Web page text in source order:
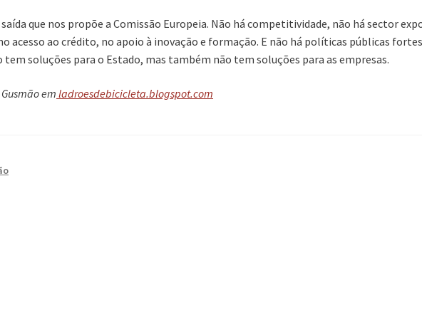
que nos propõe a Comissão Europeia. Não há competitividade, não há sector
acesso ao crédito, no apoio à inovação e formação. E não há políticas públicas
soluções para o Estado, mas também não tem soluções para as empresas.
em ladroesdebicicleta.blogspot.com